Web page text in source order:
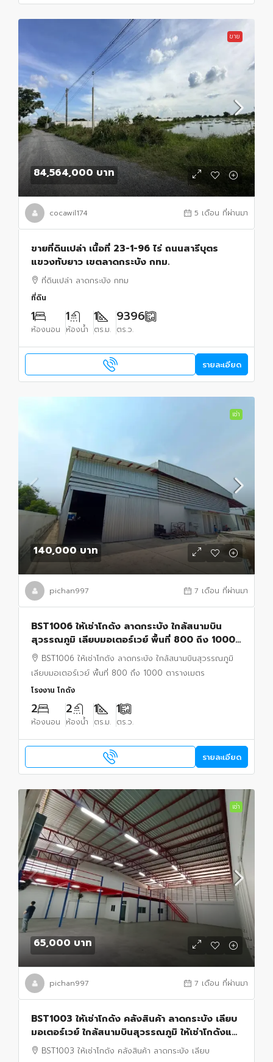
ขาย
84,564,000 บาท
cocawil174 5 เดือน ที่ผ่านมา
ขายที่ดินเปล่า เนื้อที่ 23-1-96 ไร่ ถนนสารีบุตร
แขวงทับยาว เขตลาดกระบัง กทม.
ที่ดินเปล่า ลาดกระบัง กทม
ที่ดิน
1
ห้องนอน
1
ห้องน้ำ
1
ตร.ม.
9396
ตร.ว.
รายละเอียด
เช่า
140,000 บาท
pichan997 7 เดือน ที่ผ่านมา
BST1006 ให้เช่าโกดัง ลาดกระบัง ใกล้สนามบิน
สุวรรณภูมิ เลียบมอเตอร์เวย์ พื้นที่ 800 ถึง 1000
ตารางเมตร
BST1006 ให้เช่าโกดัง ลาดกระบัง ใกล้สนามบินสุวรรณภูมิ
เลียบมอเตอร์เวย์ พื้นที่ 800 ถึง 1000 ตารางเมตร
โรงงาน โกดัง
2
ห้องนอน
2
ห้องน้ำ
1
ตร.ม.
1
ตร.ว.
รายละเอียด
เช่า
65,000 บาท
pichan997 7 เดือน ที่ผ่านมา
BST1003 ให้เช่าโกดัง คลังสินค้า ลาดกระบัง เลียบ
มอเตอร์เวย์ ใกล้สนามบินสุวรรณภูมิ ให้เช่าโกดังและ
คลังสินค้า ทำเลศักยภาพสูง ย่านลาดกระบัง
BST1003 ให้เช่าโกดัง คลังสินค้า ลาดกระบัง เลียบ